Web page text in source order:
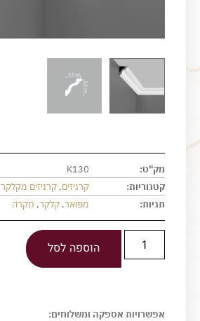
מק"ט:
K130
קטגוריות:
קרניזים, קרניזים מקלקר
תגיות:
מפואר, קלקר, תקרה
הוספה לסל
אפשרויות אספקה ומשלוחים: